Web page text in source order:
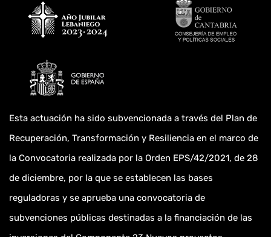
Esta actuación ha sido subvencionada a través del Plan de
Recuperación, Transformación y Resiliencia en el marco de
la Convocatoria realizada por la Orden EPS/42/2021, de 28
de diciembre, por la que se establecen las bases
reguladoras y se aprueba una convocatoria de
subvenciones públicas destinadas a la financiación de las